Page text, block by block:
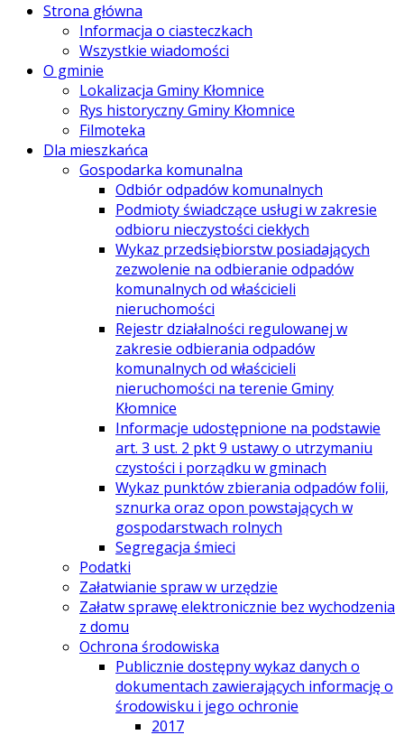
Strona główna
Informacja o ciasteczkach
Wszystkie wiadomości
O gminie
Lokalizacja Gminy Kłomnice
Rys historyczny Gminy Kłomnice
Filmoteka
Dla mieszkańca
Gospodarka komunalna
Odbiór odpadów komunalnych
Podmioty świadczące usługi w zakresie
odbioru nieczystości ciekłych
Wykaz przedsiębiorstw posiadających
zezwolenie na odbieranie odpadów
komunalnych od właścicieli
nieruchomości
Rejestr działalności regulowanej w
zakresie odbierania odpadów
komunalnych od właścicieli
nieruchomości na terenie Gminy
Kłomnice
Informacje udostępnione na podstawie
art. 3 ust. 2 pkt 9 ustawy o utrzymaniu
czystości i porządku w gminach
Wykaz punktów zbierania odpadów folii,
sznurka oraz opon powstających w
gospodarstwach rolnych
Segregacja śmieci
Podatki
Załatwianie spraw w urzędzie
Załatw sprawę elektronicznie bez wychodzenia
z domu
Ochrona środowiska
Publicznie dostępny wykaz danych o
dokumentach zawierających informację o
środowisku i jego ochronie
2017